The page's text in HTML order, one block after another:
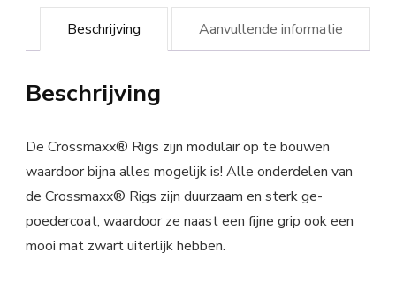
Beschrijving Aanvullende informatie
Beschrijving
De Crossmaxx® Rigs zijn modulair op te bouwen
waardoor bijna alles mogelijk is! Alle onderdelen van
de Crossmaxx® Rigs zijn duurzaam en sterk ge-
poedercoat, waardoor ze naast een fijne grip ook een
mooi mat zwart uiterlijk hebben.